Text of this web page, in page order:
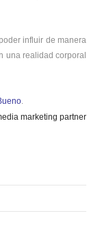
influir de manera
una realidad corporal
.